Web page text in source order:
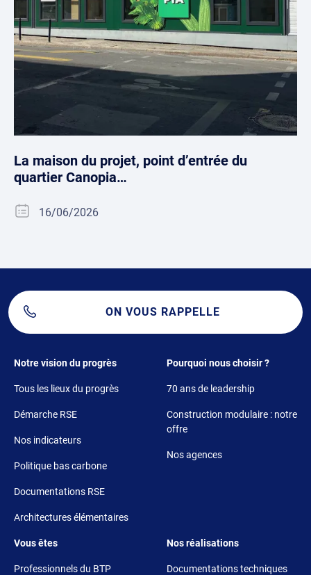
La maison du projet, point d’entrée du
quartier Canopia…
16/06/2026
ON VOUS RAPPELLE
Footer 1
Notre vision du progrès
Tous les lieux du progrès
Démarche RSE
Nos indicateurs
Politique bas carbone
Documentations RSE
Architectures élémentaires
Footer 2
Pourquoi nous choisir ?
70 ans de leadership
Construction modulaire : notre
offre
Nos agences
Footer 3
Vous êtes
Professionnels du BTP
Footer 4
Nos réalisations
Documentations techniques